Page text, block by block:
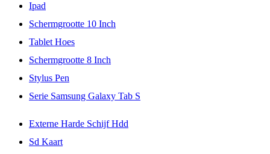
Ipad
Schermgrootte 10 Inch
Tablet Hoes
Schermgrootte 8 Inch
Stylus Pen
Serie Samsung Galaxy Tab S
Externe Harde Schijf Hdd
Sd Kaart